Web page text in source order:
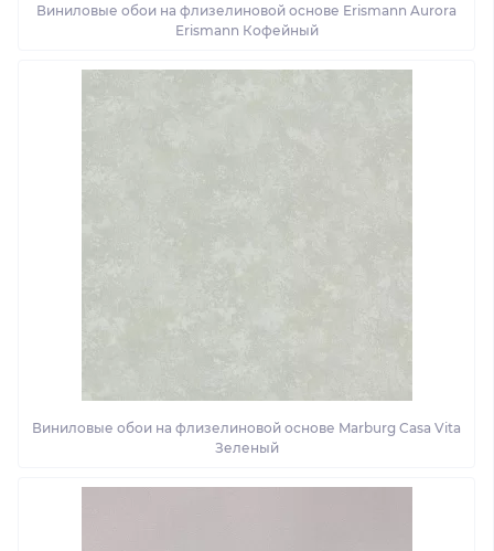
Виниловые обои на флизелиновой основе Erismann Aurora
Erismann Кофейный
Виниловые обои на флизелиновой основе Marburg Casa Vita
Зеленый